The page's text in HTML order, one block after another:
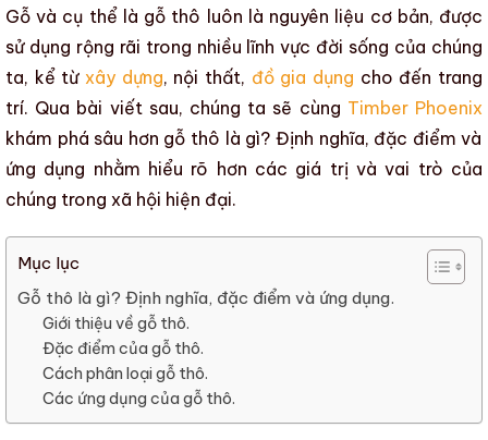
Gỗ và cụ thể là gỗ thô luôn là nguyên liệu cơ bản, được
sử dụng rộng rãi trong nhiều lĩnh vực đời sống của chúng
ta, kể từ xây dựng, nội thất, đồ gia dụng cho đến trang
trí. Qua bài viết sau, chúng ta sẽ cùng Timber Phoenix
khám phá sâu hơn gỗ thô là gì? Định nghĩa, đặc điểm và
ứng dụng nhằm hiểu rõ hơn các giá trị và vai trò của
chúng trong xã hội hiện đại.
Mục lục
Gỗ thô là gì? Định nghĩa, đặc điểm và ứng dụng.
Giới thiệu về gỗ thô.
Đặc điểm của gỗ thô.
Cách phân loại gỗ thô.
Các ứng dụng của gỗ thô.